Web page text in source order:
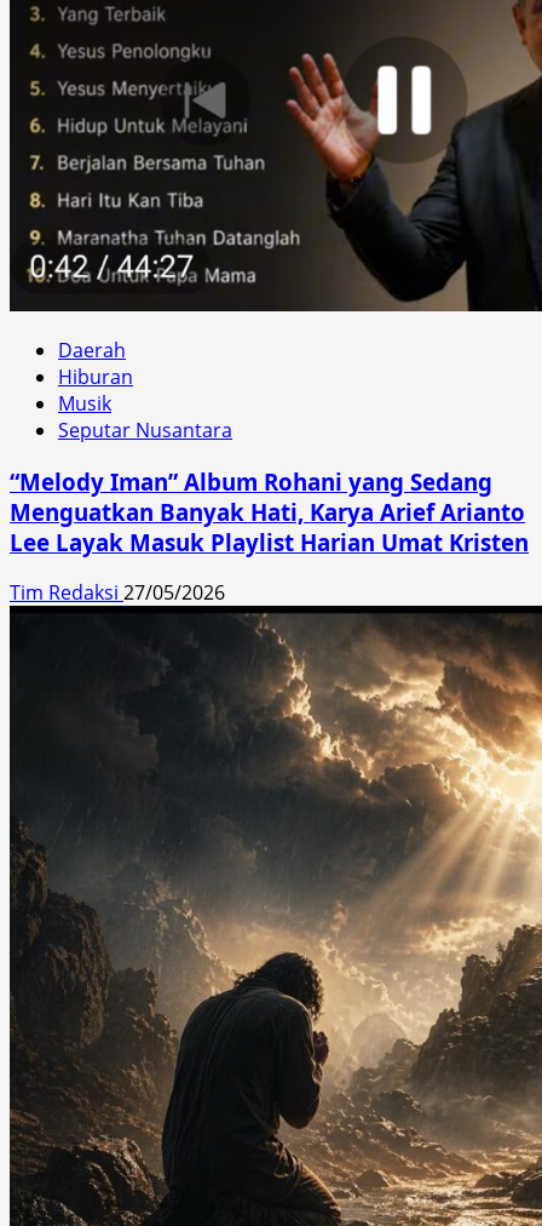
Daerah
Hiburan
Musik
Seputar Nusantara
“Melody Iman” Album Rohani yang Sedang
Menguatkan Banyak Hati, Karya Arief Arianto
Lee Layak Masuk Playlist Harian Umat Kristen
Tim Redaksi 27/05/2026